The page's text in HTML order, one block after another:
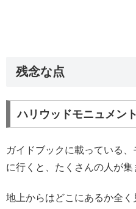
残念な点
ハリウッドモニュメン
ガイドブックに載っている
に行くと、たくさんの人が集
地上からはどこにあるか全